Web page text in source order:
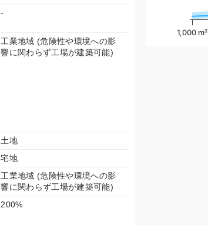
-
工業地域 (危険性や環境への影
響に関わらず工場が建築可能)
土地
宅地
工業地域 (危険性や環境への影
響に関わらず工場が建築可能)
200%
1,000 m²